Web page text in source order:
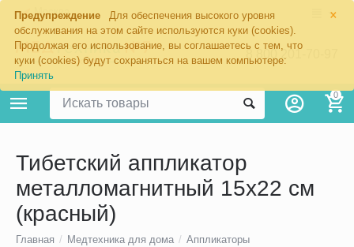
×
Предупреждение
Для обеспечения высокого уровня
обслуживания на этом сайте используются куки (cookies).
Продолжая его использование, вы соглашаетесь с тем, что
куки (cookies) будут сохраняться на вашем компьютере:
Принять
Москва
8 800 201-70-97
0
Тибетский аппликатор
металломагнитный 15х22 см
(красный)
Главная / Медтехника для дома / Аппликаторы